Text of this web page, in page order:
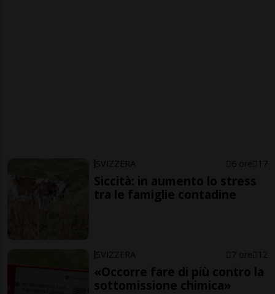
SVIZZERA 6 ore 17
Siccità: in aumento lo stress
tra le famiglie contadine
SVIZZERA 7 ore 12
«Occorre fare di più contro la
sottomissione chimica»